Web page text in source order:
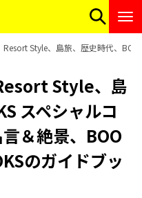
Style、島旅、歴史時代、
Style、島
スペシャルコ
＆絶景、BOO
のガイドブッ